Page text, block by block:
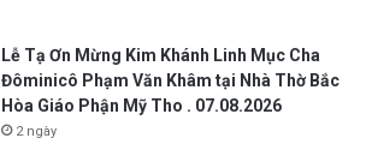
Lễ Tạ Ơn Mừng Kim Khánh Linh Mục Cha
Đôminicô Phạm Văn Khâm tại Nhà Thờ Bắc
Hòa Giáo Phận Mỹ Tho . 07.08.2026
2 ngày